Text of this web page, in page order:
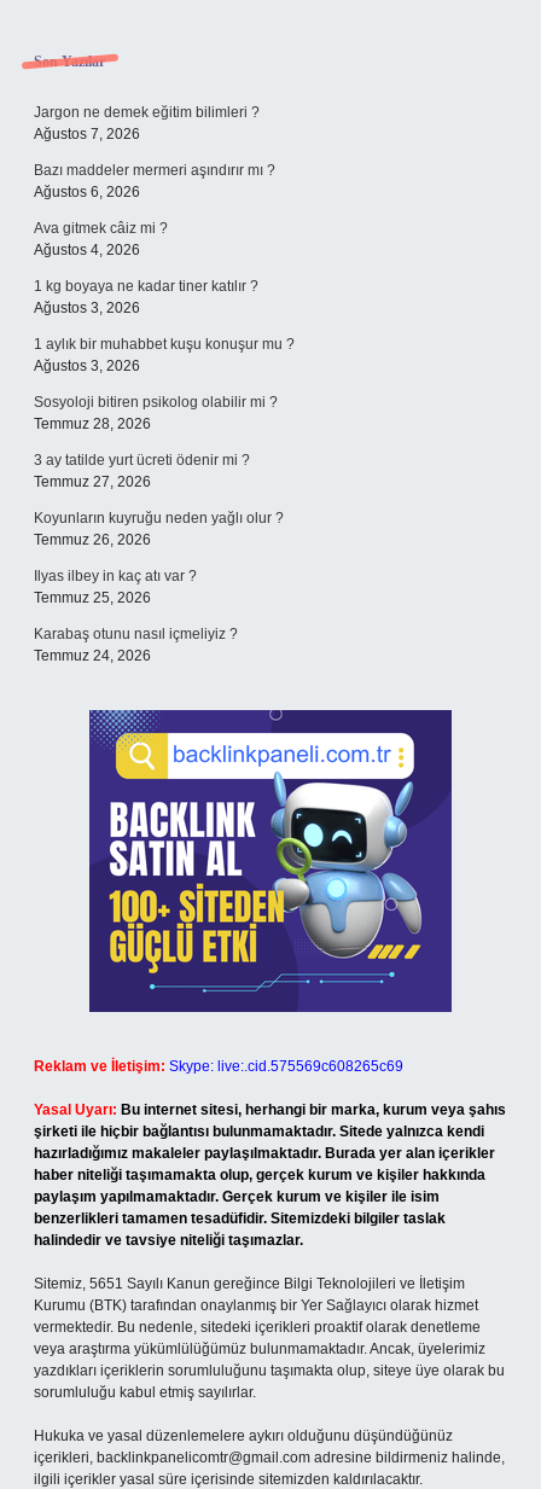
Sidebar
Son Yazılar
Jargon ne demek eğitim bilimleri ?
Ağustos 7, 2026
Bazı maddeler mermeri aşındırır mı ?
Ağustos 6, 2026
Ava gitmek câiz mi ?
Ağustos 4, 2026
1 kg boyaya ne kadar tiner katılır ?
Ağustos 3, 2026
1 aylık bir muhabbet kuşu konuşur mu ?
Ağustos 3, 2026
Sosyoloji bitiren psikolog olabilir mi ?
Temmuz 28, 2026
3 ay tatilde yurt ücreti ödenir mi ?
Temmuz 27, 2026
Koyunların kuyruğu neden yağlı olur ?
Temmuz 26, 2026
Ilyas ilbey in kaç atı var ?
Temmuz 25, 2026
Karabaş otunu nasıl içmeliyiz ?
Temmuz 24, 2026
Reklam ve İletişim: Skype: live:.cid.575569c608265c69
Yasal Uyarı: Bu internet sitesi, herhangi bir marka, kurum veya şahıs
şirketi ile hiçbir bağlantısı bulunmamaktadır. Sitede yalnızca kendi
hazırladığımız makaleler paylaşılmaktadır. Burada yer alan içerikler
haber niteliği taşımamakta olup, gerçek kurum ve kişiler hakkında
paylaşım yapılmamaktadır. Gerçek kurum ve kişiler ile isim
benzerlikleri tamamen tesadüfidir. Sitemizdeki bilgiler taslak
halindedir ve tavsiye niteliği taşımazlar.
Sitemiz, 5651 Sayılı Kanun gereğince Bilgi Teknolojileri ve İletişim
Kurumu (BTK) tarafından onaylanmış bir Yer Sağlayıcı olarak hizmet
vermektedir. Bu nedenle, sitedeki içerikleri proaktif olarak denetleme
veya araştırma yükümlülüğümüz bulunmamaktadır. Ancak, üyelerimiz
yazdıkları içeriklerin sorumluluğunu taşımakta olup, siteye üye olarak bu
sorumluluğu kabul etmiş sayılırlar.
Hukuka ve yasal düzenlemelere aykırı olduğunu düşündüğünüz
içerikleri, backlinkpanelicomtr@gmail.com adresine bildirmeniz halinde,
ilgili içerikler yasal süre içerisinde sitemizden kaldırılacaktır.